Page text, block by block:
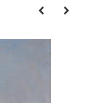
PreviousNext